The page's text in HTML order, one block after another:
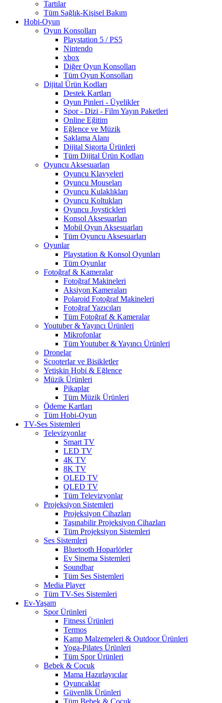
Tartılar
Tüm Sağlık-Kişisel Bakım
Hobi-Oyun
Oyun Konsolları
Playstation 5 / PS5
Nintendo
xbox
Diğer Oyun Konsolları
Tüm Oyun Konsolları
Dijital Ürün Kodları
Destek Kartları
Oyun Pinleri - Üyelikler
Spor - Dizi - Film Yayın Paketleri
Online Eğitim
Eğlence ve Müzik
Saklama Alanı
Dijital Sigorta Ürünleri
Tüm Dijital Ürün Kodları
Oyuncu Aksesuarları
Oyuncu Klavyeleri
Oyuncu Mouseları
Oyuncu Kulaklıkları
Oyuncu Koltukları
Oyuncu Joystickleri
Konsol Aksesuarları
Mobil Oyun Aksesuarları
Tüm Oyuncu Aksesuarları
Oyunlar
Playstation & Konsol Oyunları
Tüm Oyunlar
Fotoğraf & Kameralar
Fotoğraf Makineleri
Aksiyon Kameraları
Polaroid Fotoğraf Makineleri
Fotoğraf Yazıcıları
Tüm Fotoğraf & Kameralar
Youtuber & Yayıncı Ürünleri
Mikrofonlar
Tüm Youtuber & Yayıncı Ürünleri
Dronelar
Scooterlar ve Bisikletler
Yetişkin Hobi & Eğlence
Müzik Ürünleri
Pikaplar
Tüm Müzik Ürünleri
Ödeme Kartları
Tüm Hobi-Oyun
TV-Ses Sistemleri
Televizyonlar
Smart TV
LED TV
4K TV
8K TV
OLED TV
QLED TV
Tüm Televizyonlar
Projeksiyon Sistemleri
Projeksiyon Cihazları
Taşınabilir Projeksiyon Cihazları
Tüm Projeksiyon Sistemleri
Ses Sistemleri
Bluetooth Hoparlörler
Ev Sinema Sistemleri
Soundbar
Tüm Ses Sistemleri
Media Player
Tüm TV-Ses Sistemleri
Ev-Yaşam
Spor Ürünleri
Fitness Ürünleri
Termos
Kamp Malzemeleri & Outdoor Ürünleri
Yoga-Pilates Ürünleri
Tüm Spor Ürünleri
Bebek & Çocuk
Mama Hazırlayıcılar
Oyuncaklar
Güvenlik Ürünleri
Tüm Bebek & Çocuk